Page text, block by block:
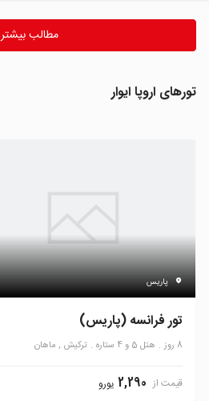
مطالب بیشتر
تورهای اروپا ایوار
پاریس
تور فرانسه (پاریس)
8 روز هتل 5 و 4 ستاره ترکیش , ماهان
قیمت از 2,290 یورو